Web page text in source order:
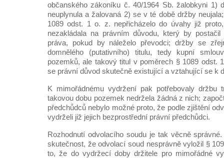
občanského zákoníku č. 40/1964 Sb. žalobkyni 1)
neuplynula a žalovaná 2) se v té době držby
1089 odst. 1 o. z. nepřicházelo do úvahy již
nezakládala na právním důvodu, který by
práva, pokud by náleželo převodci; držby se
domnělého (putativního) titulu, tedy kupní
pozemků, ale takový titul v poměrech § 1089 odst.
se právní důvod skutečně existující a vztahující se k
K mimořádnému vydržení pak potřebovaly držbu
takovou dobu pozemek nedržela žádná z nich;
předchůdců nebylo možné proto, že podle zjištění
vydrželi již jejich bezprostřední právní předchůdci.
Rozhodnutí odvolacího soudu je tak věcně
skutečnost, že odvolací soud nesprávně vyložil §
to, že do vydržecí doby držitele pro mimořádné